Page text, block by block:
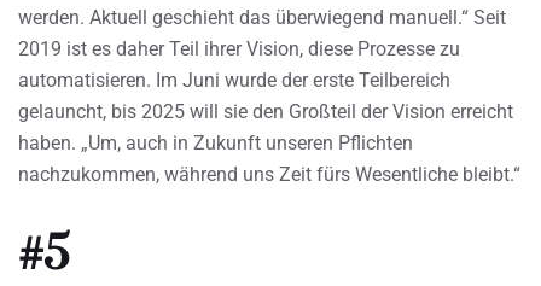
werden. Aktuell geschieht das überwiegend manuell.“ Seit
2019 ist es daher Teil ihrer Vision, diese Prozesse zu
automatisieren. Im Juni wurde der erste Teilbereich
gelauncht, bis 2025 will sie den Großteil der Vision erreicht
haben. „Um, auch in Zukunft unseren Pflichten
nachzukommen, während uns Zeit fürs Wesentliche bleibt.“
#5